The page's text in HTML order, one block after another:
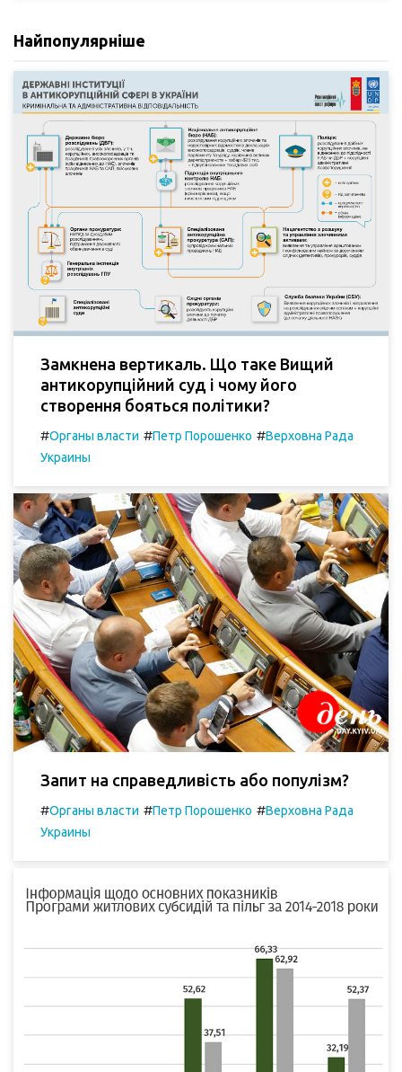
Найпопулярніше
Замкнена вертикаль. Що таке Вищий
антикорупційний суд і чому його
створення бояться політики?
#Органы власти #Петр Порошенко #Верховна Рада
Украины
Запит на справедливість або популізм?
#Органы власти #Петр Порошенко #Верховна Рада
Украины